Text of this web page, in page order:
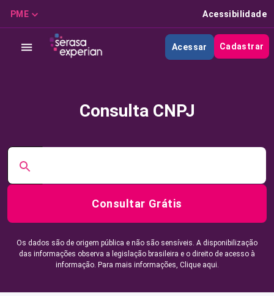
PME Acessibilidade
Acessar Cadastrar
Consulta CNPJ
Consultar Grátis
Os dados são de origem pública e não são sensíveis. A disponibilização
das informações observa a legislação brasileira e o direito de acesso à
informação. Para mais informações, Clique aqui.